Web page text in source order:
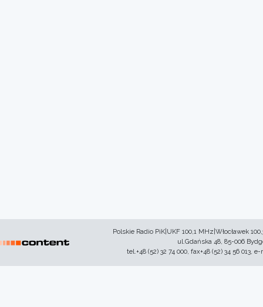
Polskie Radio PiK|UKF 100,1 MHz|Włocławek
ul.Gdańska 48, 85-006
tel.+48 (52) 32 74 000, fax+48 (52) 34 56 013,